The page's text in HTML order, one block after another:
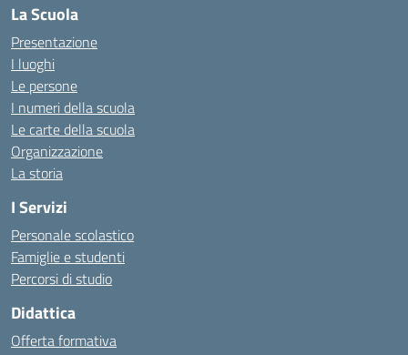
La Scuola
Presentazione
I luoghi
Le persone
I numeri della scuola
Le carte della scuola
Organizzazione
La storia
I Servizi
Personale scolastico
Famiglie e studenti
Percorsi di studio
Didattica
Offerta formativa